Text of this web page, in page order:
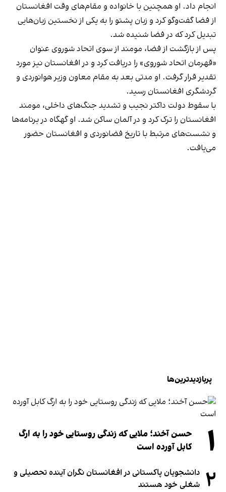
انجام داد. او همچنین با خانواده و مقام‌های وقت افغانستان
از فضا گفت‌وگو کرد و زبان پشتو را به یکی از نخستین زبان‌هایی
تبدیل کرد که در فضا شنیده شد.
پس از بازگشت از فضا، مومند از سوی اتحاد شوروی عنوان
«قهرمان اتحاد شوروی» را دریافت کرد و در افغانستان نیز مورد
تقدیر قرار گرفت. او مدتی بعد به مقام معاون وزیر هوانوردی و
گردشگری افغانستان رسید.
با سقوط دولت داکتر نجیب و تشدید جنگ‌های داخلی، مومند
افغانستان را ترک کرد و در آلمان ساکن شد. او گهگاه در برنامه‌ها
و نشست‌های مرتبط با تاریخ فضانوردی و افغانستان حضور
می‌یافت.
پربازدیدترین‌ها
۱
حسن آخند؛ ملایی که زندگی روستایی خود را به ارگ
کابل آورده است
۲ دانشجویان پاکستانی در افغانستان نگران آینده تحصیلی و
شغلی خود هستند